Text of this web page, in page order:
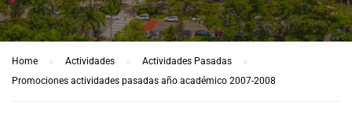
Home Actividades
Actividades Pasadas
Promociones actividades pasadas año académico 2007-2008